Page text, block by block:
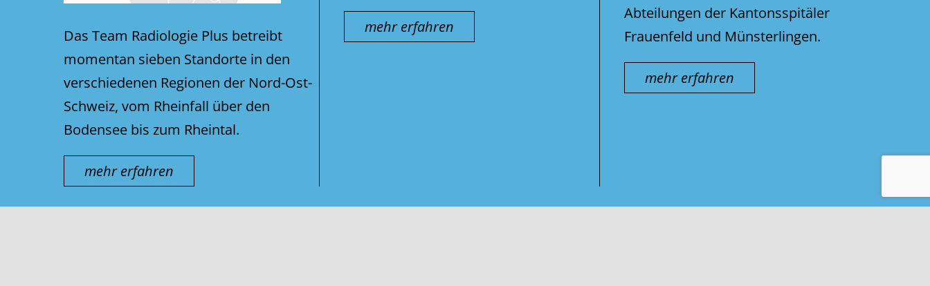
Das Team Radiologie Plus betreibt
momentan sieben Standorte in den
verschiedenen Regionen der Nord-Ost-
Schweiz, vom Rheinfall über den
Bodensee bis zum Rheintal.
mehr erfahren
mehr erfahren
Abteilungen der Kantonsspitäler
Frauenfeld und Münsterlingen.
mehr erfahren